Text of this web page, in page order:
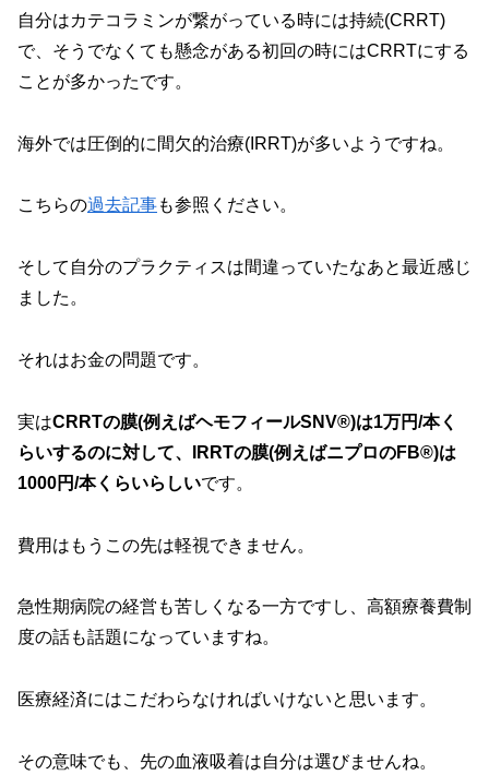
自分はカテコラミンが繋がっている時には持続(CRRT)
で、そうでなくても懸念がある初回の時にはCRRTにする
ことが多かったです。
海外では圧倒的に間欠的治療(IRRT)が多いようですね。
こちらの過去記事も参照ください。
そして自分のプラクティスは間違っていたなあと最近感じ
ました。
それはお金の問題です。
実はCRRTの膜(例えばヘモフィールSNV®︎)は1万円/本く
らいするのに対して、IRRTの膜(例えばニプロのFB®︎)は
1000円/本くらいらしいです。
費用はもうこの先は軽視できません。
急性期病院の経営も苦しくなる一方ですし、高額療養費制
度の話も話題になっていますね。
医療経済にはこだわらなければいけないと思います。
その意味でも、先の血液吸着は自分は選びませんね。